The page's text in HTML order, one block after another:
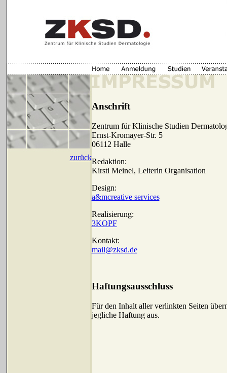
zurück
Anschrift
Zentrum für Klinische Studien
Ernst-Kromayer-Str. 5
06112 Halle
Redaktion:
Kirsti Meinel, Leiterin Organisation
Design:
a&mcreative services
Realisierung:
3KOPF
Kontakt:
mail@zksd.de
Haftungsausschluss
Für den Inhalt aller verlinkten Seiten
jegliche Haftung aus.